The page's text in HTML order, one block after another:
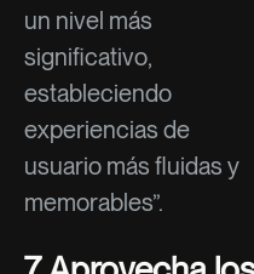
un nivel más
significativo,
estableciendo
experiencias de
usuario más fluidas y
memorables”.